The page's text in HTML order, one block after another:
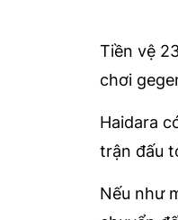
Tiền vệ
chơi
Haidara
trận đấu
Nếu như